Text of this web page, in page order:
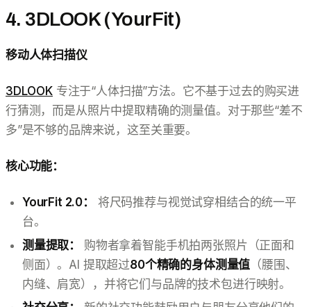
4. 3DLOOK (YourFit)
移动人体扫描仪
3DLOOK专注于“人体扫描”方法。它不基于过去的购买进
行猜测，而是从照片中提取精确的测量值。对于那些“差不
多”是不够的品牌来说，这至关重要。
核心功能：
YourFit 2.0：
将尺码推荐与视觉试穿相结合的统一平
台。
测量提取：
购物者拿着智能手机拍两张照片（正面和
侧面）。AI 提取超过80个精确的身体测量值 （腰围、
内缝、肩宽），并将它们与品牌的技术包进行映射。